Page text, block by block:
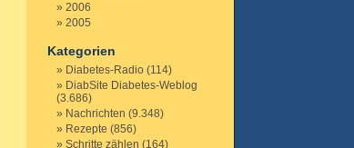
2006
2005
Kategorien
Diabetes-Radio (114)
DiabSite Diabetes-Weblog
(3.686)
Nachrichten (9.348)
Rezepte (856)
Schritte zählen (164)